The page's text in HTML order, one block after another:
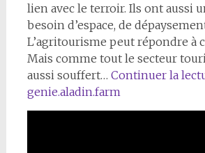
lien avec le terroir. Ils ont aussi
besoin d’espace, de
L’agritourisme peut répondre à
Mais comme tout le secteur
aussi souffert… Continuer la
genie.aladin.farm